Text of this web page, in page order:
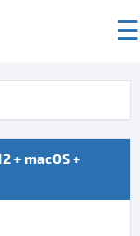
☰
+ macOS +